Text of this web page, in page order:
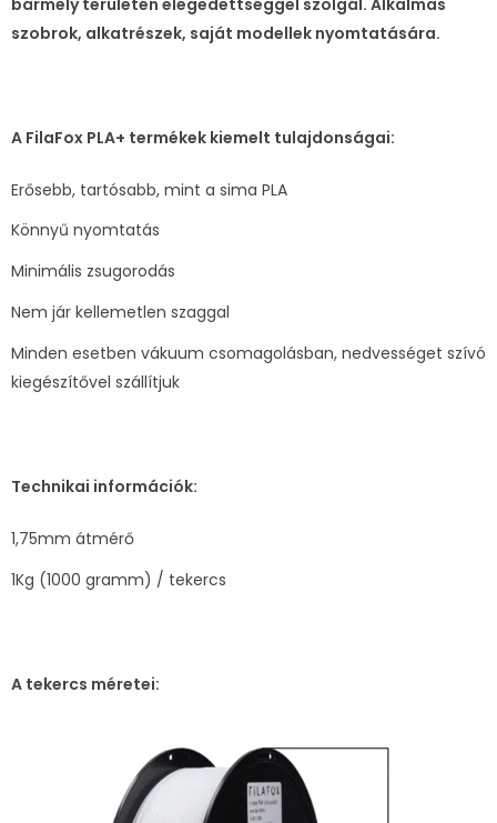
szobrok, alkatrészek, saját modellek nyomtatására.
A FilaFox PLA+ termékek kiemelt tulajdonságai:
Erősebb, tartósabb, mint a sima PLA
Könnyű nyomtatás
Minimális zsugorodás
Nem jár kellemetlen szaggal
Minden esetben vákuum csomagolásban, nedvességet szívó
kiegészítővel szállítjuk
Technikai információk:
1,75mm átmérő
1Kg (1000 gramm) / tekercs
A tekercs méretei: